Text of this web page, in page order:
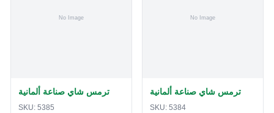
ترمس شاي صناعة ألمانية
SKU: 5385
ترمس شاي صناعة ألمانية
SKU: 5384